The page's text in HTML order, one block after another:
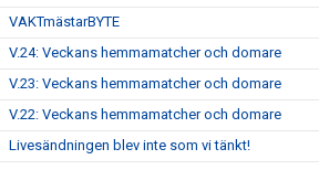
VAKTmästarBYTE
V.24: Veckans hemmamatcher och domare
V.23: Veckans hemmamatcher och domare
V.22: Veckans hemmamatcher och domare
Livesändningen blev inte som vi tänkt!